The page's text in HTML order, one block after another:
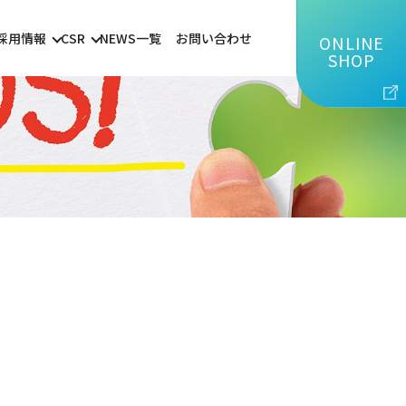
事業
炭素支援サービス
料
用情報
募集要項
先輩インタビュー
教育・研修制度
CSR
個人情報保護方針
一般事業主行動計画
環境方針
兼松グループ人権方針
カスタマーハラスメント対応基本方針
NEWS一覧 お問い合わせ ONLINE
SHOP